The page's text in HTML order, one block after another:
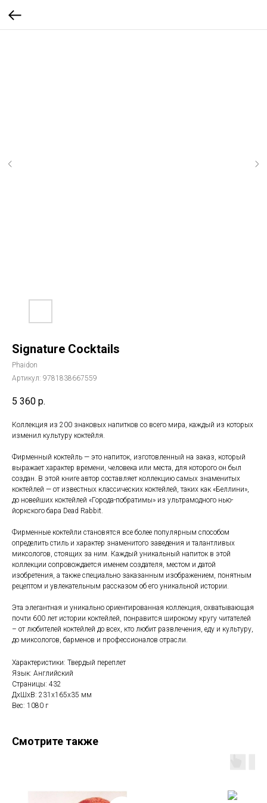
Signature Cocktails
Phaidon
Артикул: 9781838667559
5 360 р.
Коллекция из 200 знаковых напитков со всего мира, каждый из которых
изменил культуру коктейля.
Фирменный коктейль — это напиток, изготовленный на заказ, который
выражает характер времени, человека или места, для которого он был
создан. В этой книге автор составляет коллекцию самых знаменитых
коктейлей — от известных классических коктейлей, таких как «Беллини»,
до новейших коктейлей «Города-побратимы» из ультрамодного нью-
йоркского бара Dead Rabbit.
Фирменные коктейли становятся все более популярным способом
определить стиль и характер знаменитого заведения и талантливых
миксологов, стоящих за ним. Каждый уникальный напиток в этой
коллекции сопровождается именем создателя, местом и датой
изобретения, а также специально заказанным изображением, понятным
рецептом и увлекательным рассказом об его уникальной истории.
Эта элегантная и уникально ориентированная коллекция, охватывающая
почти 600 лет истории коктейлей, понравится широкому кругу читателей
– от любителей коктейлей до всех, кто любит развлечения, еду и культуру,
до миксологов, барменов и профессионалов отрасли.
Характеристики: Твердый переплет
Язык: Английский
Страницы: 432
ДxШxВ: 231x165x35 мм
Вес: 1080 г
Смотрите также